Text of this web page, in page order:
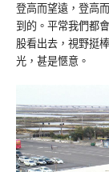
登高而望遠，登高
到的。平常我們都
股看出去，視野挺
光，甚是愜意。